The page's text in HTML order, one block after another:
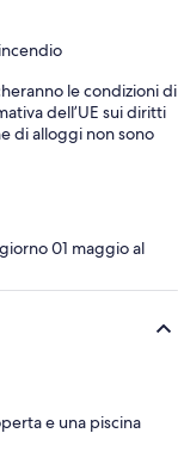
le condizioni di
dell’UE sui diritti
di alloggi non sono
01 maggio al
e una piscina